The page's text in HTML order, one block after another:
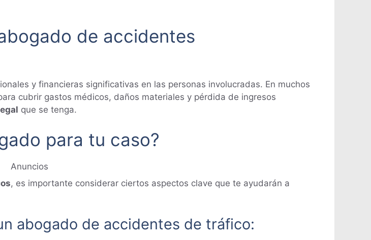
de accidentes
y financieras significativas en las personas involucradas. En muchos
cubrir gastos médicos, daños materiales y pérdida de ingresos
que se tenga.
para tu caso?
Anuncios
, es importante considerar ciertos aspectos clave que te ayudarán a
abogado de accidentes de tráfico: